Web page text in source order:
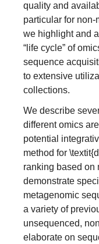
quality and
particular for non-
we highlight and
“life cycle” of
sequence
to extensive
collections.
We describe
different omics
potential
method for
ranking based on
demonstrate
metagenomic
a variety of
unsequenced,
elaborate on